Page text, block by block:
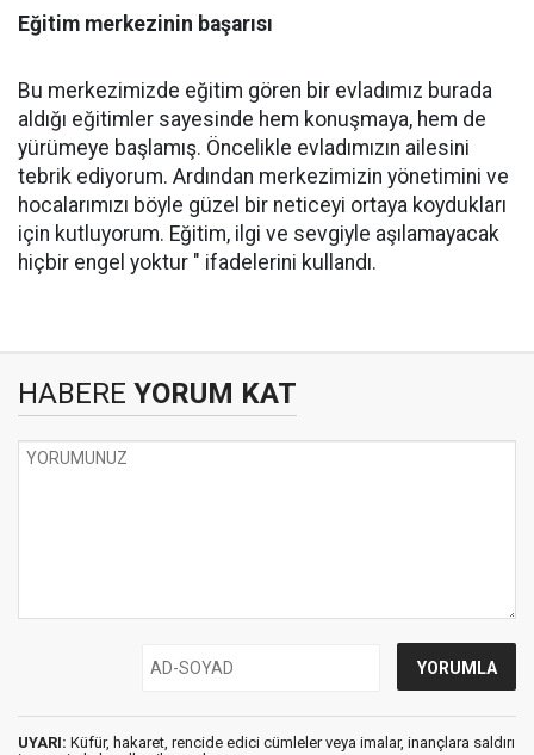
Eğitim merkezinin başarısı
Bu merkezimizde eğitim gören bir evladımız burada
aldığı eğitimler sayesinde hem konuşmaya, hem de
yürümeye başlamış. Öncelikle evladımızın ailesini
tebrik ediyorum. Ardından merkezimizin yönetimini ve
hocalarımızı böyle güzel bir neticeyi ortaya koydukları
için kutluyorum. Eğitim, ilgi ve sevgiyle aşılamayacak
hiçbir engel yoktur " ifadelerini kullandı.
HABERE YORUM KAT
UYARI: Küfür, hakaret, rencide edici cümleler veya imalar, inançlara saldırı